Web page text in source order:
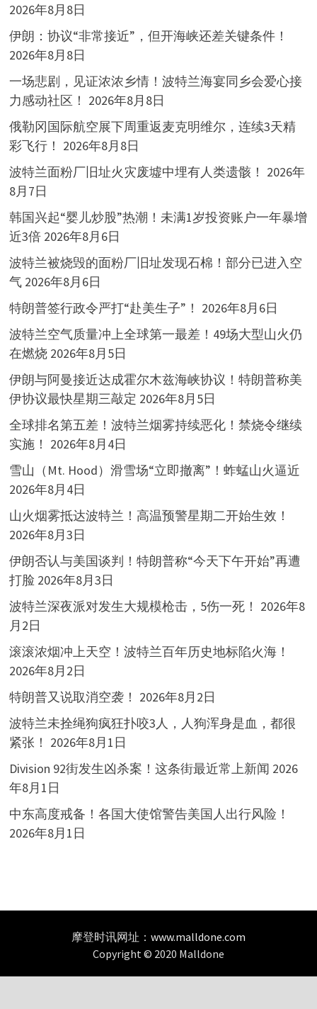
2026年8月8日
伊朗：协议“非常接近”，但开海峡还差关键条件！
2026年8月8日
一场悲剧，见证浓浓乡情！波特兰海宴同乡会爱心接
力感动社区！ 2026年8月8日
俄勒冈国际航空展下周重返麦克明维尔，连续3天精
彩飞行！ 2026年8月8日
波特兰面粉厂旧址火灾废墟中埋有人类遗骸！ 2026年
8月7日
韩国兴起“婴儿炒股”热潮！未满1岁投资账户一年暴增
近3倍 2026年8月6日
波特兰被烧毁的面粉厂旧址发现石棉！部分已进入空
气 2026年8月6日
特朗普签行政令严打“赴美生子”！ 2026年8月6日
波特兰空气质量冲上全球第一最差！49场大型山火仍
在燃烧 2026年8月5日
伊朗与阿曼接近达成霍尔木兹海峡协议！特朗普称美
伊协议最快星期三敲定 2026年8月5日
全球排名第五差！波特兰烟雾持续恶化！禁烧令继续
实施！ 2026年8月4日
雪山（Mt. Hood）滑雪场“立即撤离”！蚱蜢山火逼近
2026年8月4日
山火烟雾抵达波特兰！高温预警星期二开始生效！
2026年8月3日
伊朗否认与美国谈判！特朗普称“今天下午开始”再遭
打脸 2026年8月3日
波特兰深夜派对发生大规模枪击，5伤一死！ 2026年8
月2日
滚滚浓烟冲上天空！波特兰百年历史地标陷火海！
2026年8月2日
特朗普又说取消空袭！ 2026年8月2日
波特兰未拴绳狗疯狂扑咬3人，人狗浑身是血，都很
紧张！ 2026年8月1日
Division 92街发生凶杀案！这条街最近常上新闻 2026
年8月1日
中东高度戒备！各国大使馆警告美国人出行风险！
2026年8月1日
摩登时讯网址： www.malldone.com
Copyright © 2020 Malldone